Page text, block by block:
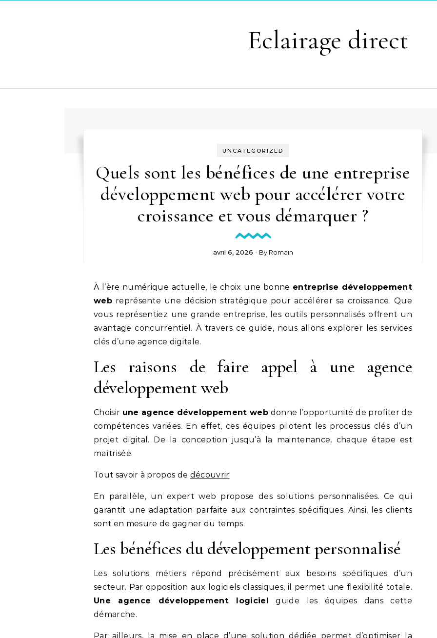
Eclairage direct
UNCATEGORIZED
Quels sont les bénéfices de une entreprise
développement web pour accélérer votre
croissance et vous démarquer ?
avril 6, 2026 - By Romain
À l’ère numérique actuelle, le choix une bonne entreprise développement
webreprésente une décision stratégique pour accélérer sa croissance. Que
vous représentiez une grande entreprise, les outils personnalisés offrent un
avantage concurrentiel. À travers ce guide, nous allons explorer les services
clés d’une agence digitale.
Les raisons de faire appel à une agence
développement web
Choisir une agence développement web donne l’opportunité de profiter de
compétences variées. En effet, ces équipes pilotent les processus clés d’un
projet digital. De la conception jusqu’à la maintenance, chaque étape est
maîtrisée.
Tout savoir à propos de découvrir
En parallèle, un expert web propose des solutions personnalisées. Ce qui
garantit une adaptation parfaite aux contraintes spécifiques. Ainsi, les clients
sont en mesure de gagner du temps.
Les bénéfices du développement personnalisé
Les solutions métiers répond précisément aux besoins spécifiques d’un
secteur. Par opposition aux logiciels classiques, il permet une flexibilité totale.
Une agence développement logiciel guide les équipes dans cette
démarche.
Par ailleurs, la mise en place d’une solution dédiée permet d’optimiser la